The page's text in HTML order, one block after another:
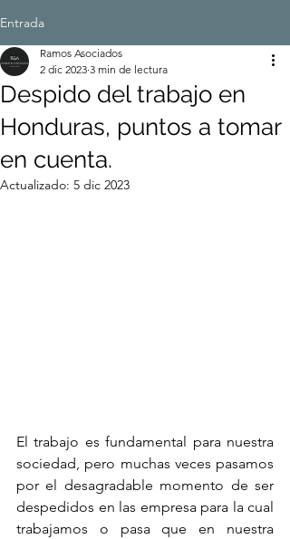
Entrada
Despido del trabajo en
Honduras, puntos a tomar
en cuenta.
Ramos Asociados
2 dic 2023 3 min de lectura
Actualizado: 5 dic 2023
El trabajo es fundamental para nuestra
sociedad, pero muchas veces pasamos
por el desagradable momento de ser
despedidos en las empresa para la cual
trabajamos o pasa que en nuestra